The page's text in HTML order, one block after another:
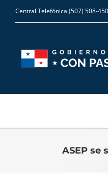
Central Telefónica (507) 508-
ASEP se